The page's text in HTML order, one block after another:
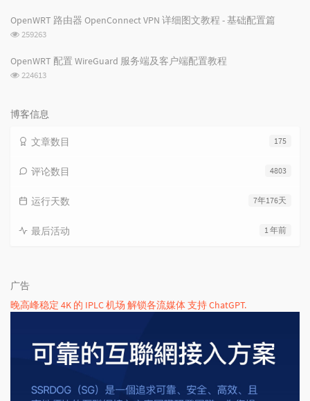
次
OpenWRT 路由器 OpenConnect VPN 详细图文教程 - 基础配置篇
浏
次
259263
OpenWRT 配置 WireGuard 服务端及客户端配置教程
浏
数:
224613
博客信息
175
文章数目
4803
评论数目
7年176天
运行天数
1 年前
最后活动
广告
晚高峰稳定 4K 的 IPLC 机场 解锁各流媒体 支持 ChatGPT.